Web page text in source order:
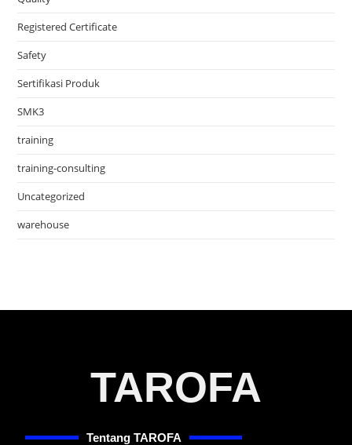
Registered Certificate
Safety
Sertifikasi Produk
SMK3
training
training-consulting
Uncategorized
warehouse
TAROFA
Tentang TAROFA